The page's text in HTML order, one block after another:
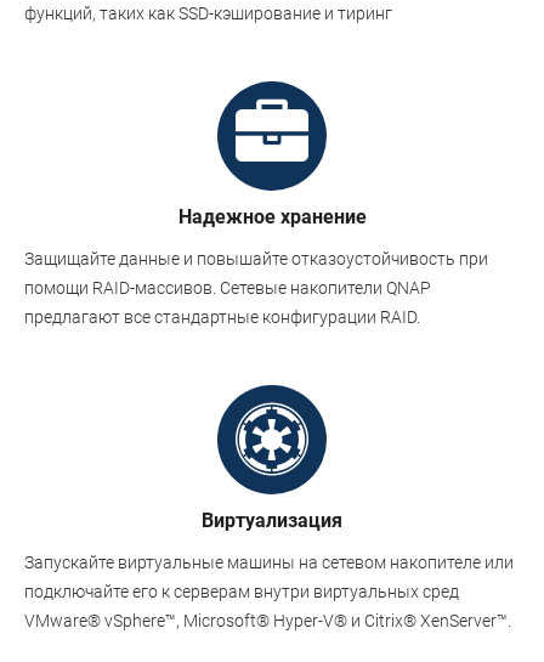
функций, таких как SSD-кэширование и тиринг
Надежное хранение
Защищайте данные и повышайте отказоустойчивость при
помощи RAID-массивов. Сетевые накопители QNAP
предлагают все стандартные конфигурации RAID.
Виртуализация
Запускайте виртуальные машины на сетевом накопителе или
подключайте его к серверам внутри виртуальных сред
VMware® vSphere™, Microsoft® Hyper-V® и Citrix® XenServer™.